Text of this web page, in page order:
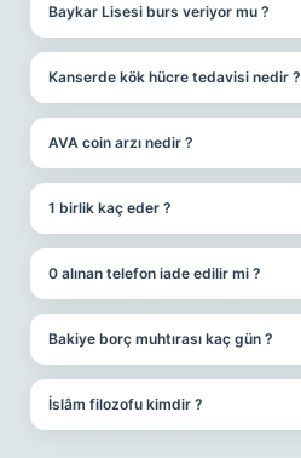
Baykar Lisesi burs veriyor mu ?
Kanserde kök hücre tedavisi nedir ?
AVA coin arzı nedir ?
1 birlik kaç eder ?
0 alınan telefon iade edilir mi ?
Bakiye borç muhtırası kaç gün ?
İslâm filozofu kimdir ?